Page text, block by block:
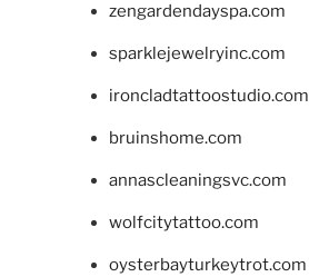
zengardendayspa.com
sparklejewelryinc.com
ironcladtattoostudio.com
bruinshome.com
annascleaningsvc.com
wolfcitytattoo.com
oysterbayturkeytrot.com